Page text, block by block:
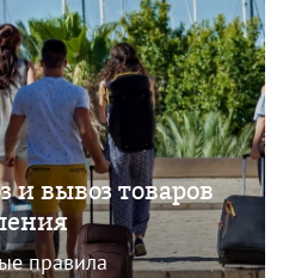
и вывоз товаров
правила